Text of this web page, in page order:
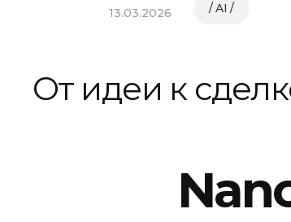
13.03.2026 AI
От идеи к